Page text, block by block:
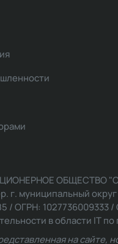
ОБЩЕСТВО
г. муниципальный
/ ОГРН: 1027736009333
в области IT
на сайте,